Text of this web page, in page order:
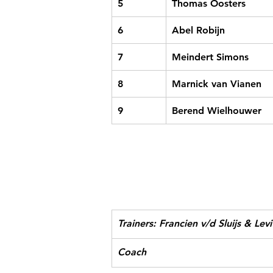
5 Thomas Oosters
6 Abel Robijn
7 Meindert Simons
8 Marnick van Vianen
9 Berend Wielhouwer
Trainers: Francien v/d Sluijs &
Coach